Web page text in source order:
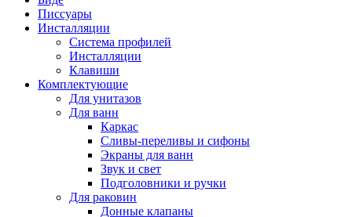
Писсуары
Инсталляции
Система профилей
Инсталляции
Клавиши
Комплектующие
Для унитазов
Для ванн
Каркас
Сливы-переливы и сифоны
Экраны для ванн
Звук и свет
Подголовники и ручки
Для раковин
Донные клапаны